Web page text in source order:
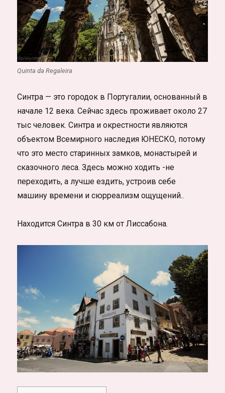
Quinta da Regaleira
Синтра — это городок в Португалии, основанный в
начале 12 века. Сейчас здесь проживает около 27
тыс человек. Синтра и окрестности являются
объектом Всемирного наследия ЮНЕСКО, потому
что это место старинных замков, монастырей и
сказочного леса. Здесь можно ходить -не
переходить, а лучше ездить, устроив себе
машину времени и сюрреализм ощущений..
Находится Синтра в 30 км от Лиссабона.